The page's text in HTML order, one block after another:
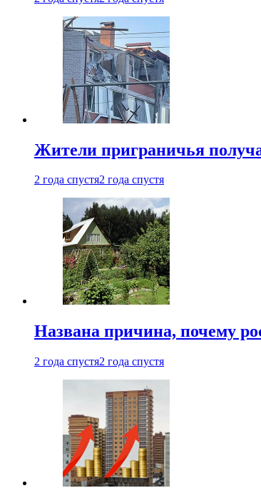
Жители приграничья
2 года спустя2 года спустя
Названа причина, почему
2 года спустя2 года спустя